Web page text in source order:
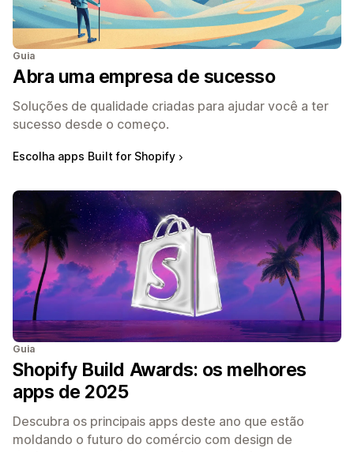
Guia
Abra uma empresa de sucesso
Soluções de qualidade criadas para ajudar você a ter
sucesso desde o começo.
Escolha apps Built for Shopify
Guia
Shopify Build Awards: os melhores
apps de 2025
Descubra os principais apps deste ano que estão
moldando o futuro do comércio com design de